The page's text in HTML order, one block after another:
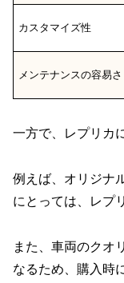
カスタマイズ性
メンテナンスの容易さ
一方で、レプリカ
例えば、オリジナ
にとっては、レプ
また、車両のクオ
なるため、購入時